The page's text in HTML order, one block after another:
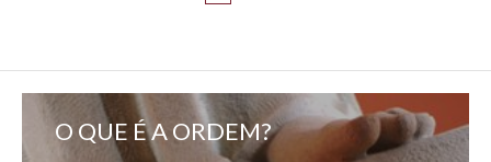
O QUE É A ORDEM?